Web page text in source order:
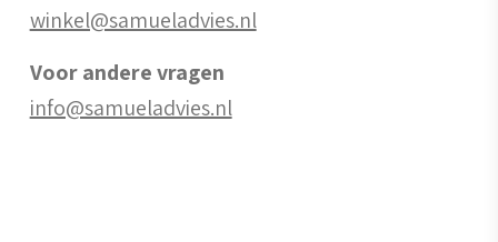
winkel@samueladvies.nl
Voor andere vragen
info@samueladvies.nl